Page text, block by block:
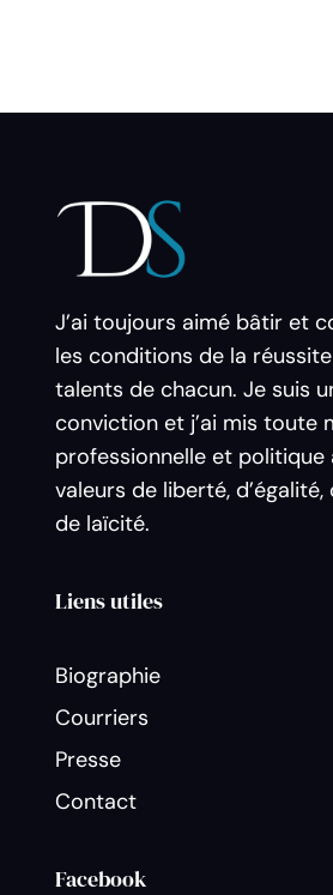
J’ai toujours aimé bâtir et
les conditions de la
talents de chacun. Je suis
conviction et j’ai mis toute
professionnelle et politique
valeurs de liberté,
de laïcité.
Liens utiles
Biographie
Courriers
Presse
Contact
Facebook